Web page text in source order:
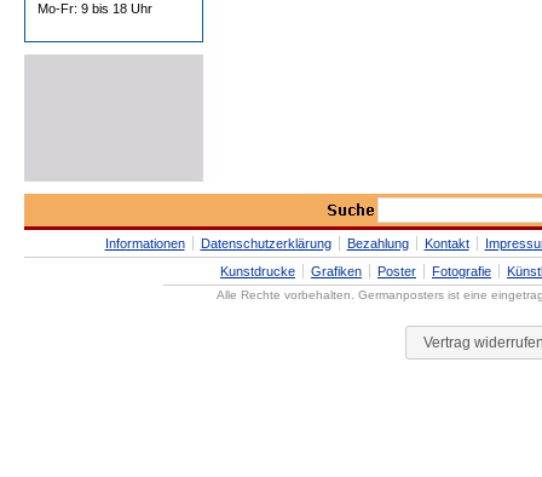
Mo-Fr: 9 bis 18 Uhr
Informationen Datenschutzerklärung Bezahlung Kontakt
Kunstdrucke
Grafiken Poster Fotografie
Alle Rechte vorbehalten. Germanposters ist eine
Vertrag